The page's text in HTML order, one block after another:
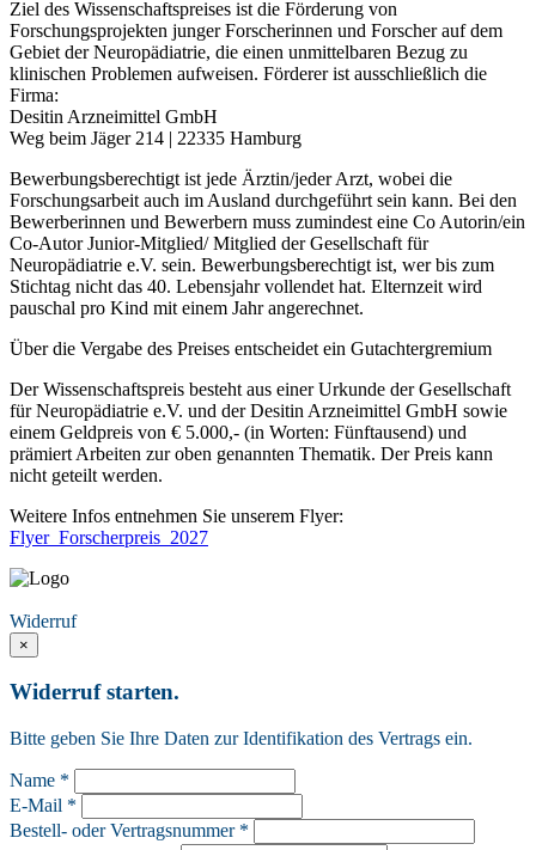
Ziel des Wissenschaftspreises ist die Förderung von
Forschungsprojekten junger Forscherinnen und Forscher auf dem
Gebiet der Neuropädiatrie, die einen unmittelbaren Bezug zu
klinischen Problemen aufweisen. Förderer ist ausschließlich die
Firma:
Desitin Arzneimittel GmbH
Weg beim Jäger 214 | 22335 Hamburg
Bewerbungsberechtigt ist jede Ärztin/jeder Arzt, wobei die
Forschungsarbeit auch im Ausland durchgeführt sein kann. Bei den
Bewerberinnen und Bewerbern muss zumindest eine Co Autorin/ein
Co-Autor Junior-Mitglied/ Mitglied der Gesellschaft für
Neuropädiatrie e.V. sein. Bewerbungsberechtigt ist, wer bis zum
Stichtag nicht das 40. Lebensjahr vollendet hat. Elternzeit wird
pauschal pro Kind mit einem Jahr angerechnet.
Über die Vergabe des Preises entscheidet ein Gutachtergremium
Der Wissenschaftspreis besteht aus einer Urkunde der Gesellschaft
für Neuropädiatrie e.V. und der Desitin Arzneimittel GmbH sowie
einem Geldpreis von € 5.000,- (in Worten: Fünftausend) und
prämiert Arbeiten zur oben genannten Thematik. Der Preis kann
nicht geteilt werden.
Weitere Infos entnehmen Sie unserem Flyer:
Flyer_Forscherpreis_2027
Widerruf
×
Widerruf starten.
Bitte geben Sie Ihre Daten zur Identifikation des Vertrags ein.
Name *
E-Mail *
Bestell- oder Vertragsnummer *